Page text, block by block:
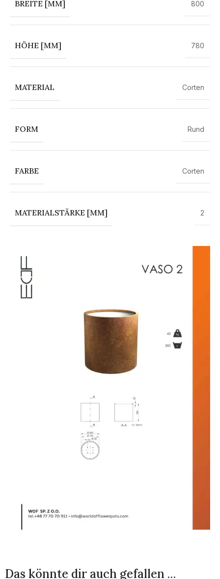
BREITE [MM] 800
HÖHE [MM] 780
MATERIAL Corten
FORM Rund
FARBE Corten
MATERIALSTÄRKE [MM] 2
Das könnte dir auch gefallen …